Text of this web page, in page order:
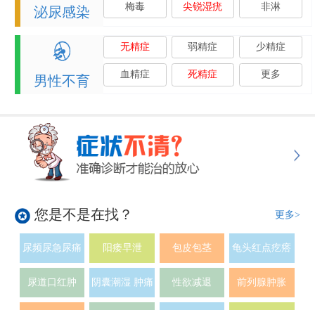
泌尿感染 梅毒 尖锐湿疣 非淋
男性不育
无精症 弱精症 少精症
血精症 死精症 更多
您是不是在找？ 更多>
尿频尿急尿痛 阳痿早泄 包皮包茎 龟头红点疙瘩
尿道口红肿 阴囊潮湿 肿痛 性欲减退 前列腺肿胀